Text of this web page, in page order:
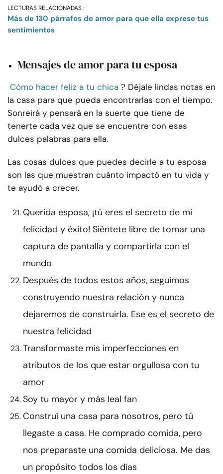
LECTURAS RELACIONADAS :
Más de 130 párrafos de amor para que ella exprese tus
sentimientos
Mensajes de amor para tu esposa
Cómo hacer feliz a tu chica ? Déjale lindas notas en
la casa para que pueda encontrarlas con el tiempo.
Sonreirá y pensará en la suerte que tiene de
tenerte cada vez que se encuentre con esas
dulces palabras para ella.
Las cosas dulces que puedes decirle a tu esposa
son las que muestran cuánto impactó en tu vida y
te ayudó a crecer.
Querida esposa, ¡tú eres el secreto de mi
felicidad y éxito! Siéntete libre de tomar una
captura de pantalla y compartirla con el
mundo
Después de todos estos años, seguimos
construyendo nuestra relación y nunca
dejaremos de construirla. Ese es el secreto de
nuestra felicidad
Transformaste mis imperfecciones en
atributos de los que estar orgullosa con tu
amor
Soy tu mayor y más leal fan
Construí una casa para nosotros, pero tú
llegaste a casa. He comprado comida, pero
nos preparaste una comida deliciosa. Me das
un propósito todos los días